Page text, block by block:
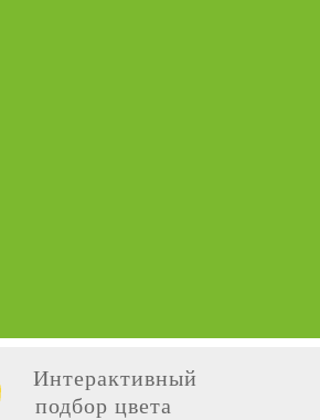
Интерактивный
подбор цвета